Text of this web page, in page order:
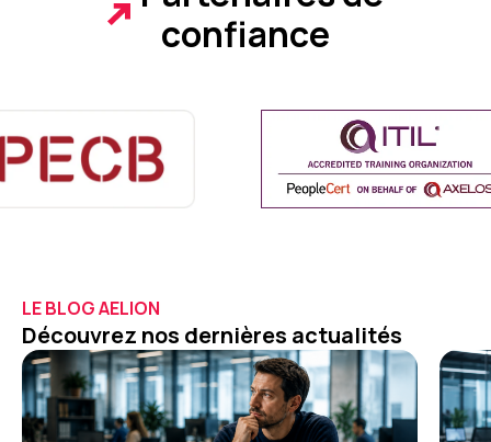
confiance
LE BLOG AELION
Découvrez nos dernières actualités